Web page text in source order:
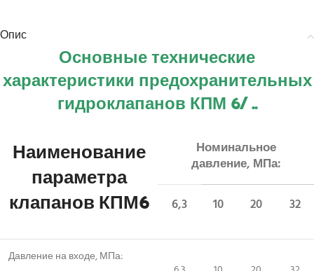
Опис
Основные технические
характеристики предохранительных
гидроклапанов КПМ 6/ ..
Наименование
параметра
клапанов КПМ6
Номинальное
давление, МПа:
6,3 10 20 32
Давление на входе, МПа: